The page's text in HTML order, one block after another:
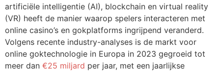
artificiële intelligentie (AI), blockchain en virtual reality
(VR) heeft de manier waarop spelers interacteren met
online casino’s en gokplatforms ingrijpend veranderd.
Volgens recente industry-analyses is de markt voor
online goktechnologie in Europa in 2023 gegroeid tot
meer dan €25 miljard per jaar, met een jaarlijkse